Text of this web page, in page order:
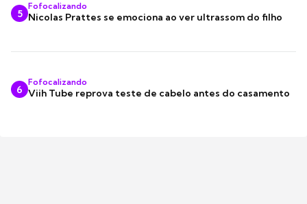
5
Fofocalizando
Nicolas Prattes se emociona ao ver ultrassom do filho
6
Fofocalizando
Viih Tube reprova teste de cabelo antes do casamento